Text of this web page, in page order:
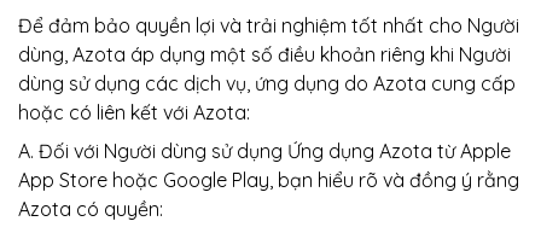
Để đảm bảo quyền lợi và trải nghiệm tốt nhất cho Người
dùng, Azota áp dụng một số điều khoản riêng khi Người
dùng sử dụng các dịch vụ, ứng dụng do Azota cung cấp
hoặc có liên kết với Azota:
A. Đối với Người dùng sử dụng Ứng dụng Azota từ Apple
App Store hoặc Google Play, bạn hiểu rõ và đồng ý rằng
Azota có quyền: